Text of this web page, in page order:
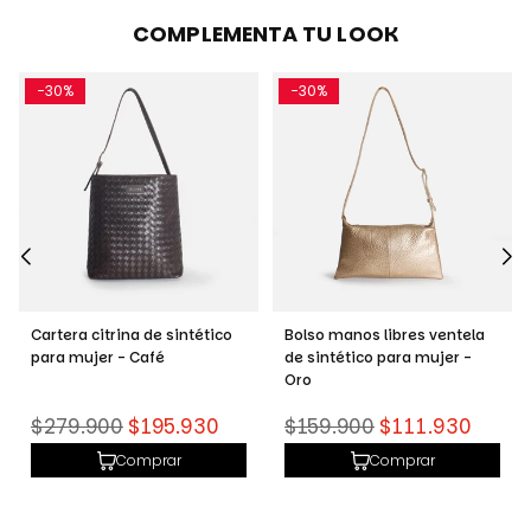
COMPLEMENTA TU LOOK
-30%
Bolso manos libres ventela
de sintético para mujer -
Precio
habitual
$159.900$111.930
Comprar
-30%
Bolso manos libres tramonta
de sintético para mujer -
Precio
habitual
$159.900$111.930
Comprar